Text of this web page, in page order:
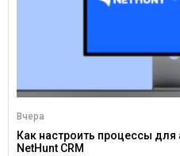
Вчера
Как настроить процессы для
NetHunt CRM